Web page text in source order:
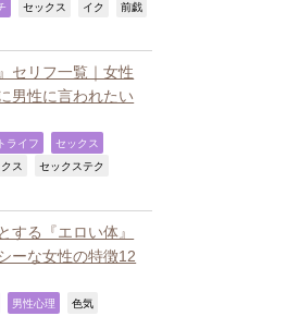
セックス イク 前戯
セリフ一覧｜女性
男性に言われたい
ライフ セックス
ス セックステク
する『エロい体』
ーな女性の特徴12
男性心理 色気